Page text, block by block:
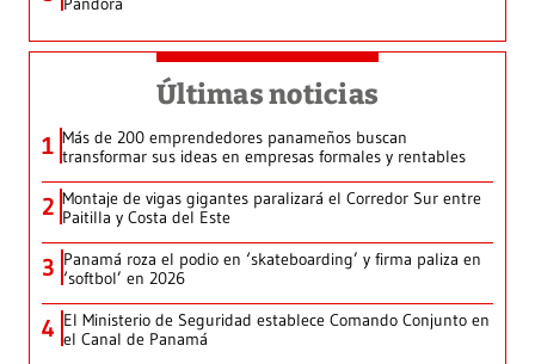
Últimas noticias
1 Más de 200 emprendedores panameños buscan
transformar sus ideas en empresas formales y rentables
2 Montaje de vigas gigantes paralizará el Corredor Sur entre
Paitilla y Costa del Este
3 Panamá roza el podio en ‘skateboarding’ y firma paliza en
‘softbol’ en 2026
4 El Ministerio de Seguridad establece Comando Conjunto en
el Canal de Panamá